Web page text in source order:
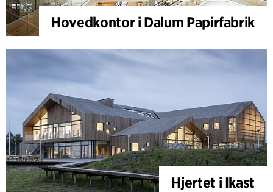
Hovedkontor i Dalum Papirfabrik
Hjertet i Ikast